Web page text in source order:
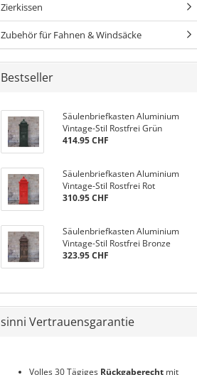
Zierkissen
Zubehör für Fahnen & Windsäcke
Bestseller
Säulenbriefkasten Aluminium
Vintage-Stil Rostfrei Grün
414.95 CHF
Säulenbriefkasten Aluminium
Vintage-Stil Rostfrei Rot
310.95 CHF
Säulenbriefkasten Aluminium
Vintage-Stil Rostfrei Bronze
323.95 CHF
sinni Vertrauensgarantie
Volles 30 Tägiges Rückgaberecht mit